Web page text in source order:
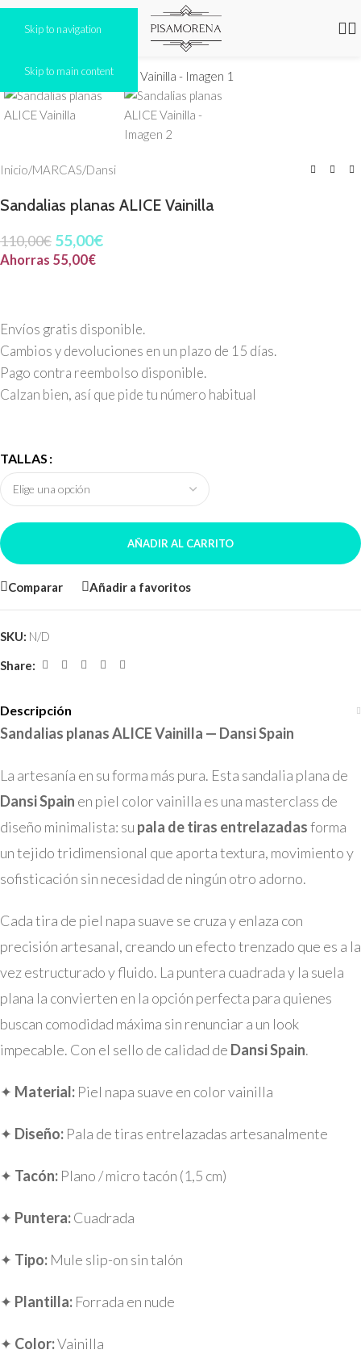
Skip to navigation
Skip to main content
Inicio/MARCAS/Dansi
Sandalias planas ALICE Vainilla
110,00€ 55,00€
Ahorras 55,00€
Envíos gratis disponible.
Cambios y devoluciones en un plazo de 15 días.
Pago contra reembolso disponible.
Calzan bien, así que pide tu número habitual
TALLAS
AÑADIR AL CARRITO
Comparar Añadir a favoritos
SKU: N/D
Share:
Descripción
Sandalias planas ALICE Vainilla — Dansi Spain
La artesanía en su forma más pura. Esta sandalia plana de
Dansi Spain en piel color vainilla es una masterclass de
diseño minimalista: su pala de tiras entrelazadasforma
un tejido tridimensional que aporta textura, movimiento y
sofisticación sin necesidad de ningún otro adorno.
Cada tira de piel napa suave se cruza y enlaza con
precisión artesanal, creando un efecto trenzado que es a la
vez estructurado y fluido. La puntera cuadrada y la suela
plana la convierten en la opción perfecta para quienes
buscan comodidad máxima sin renunciar a un look
impecable. Con el sello de calidad de Dansi Spain.
✦ Material: Piel napa suave en color vainilla
✦ Diseño: Pala de tiras entrelazadas artesanalmente
✦ Tacón: Plano / micro tacón (1,5 cm)
✦ Puntera:Cuadrada
✦ Tipo: Mule slip-on sin talón
✦ Plantilla: Forrada en nude
✦ Color:Vainilla